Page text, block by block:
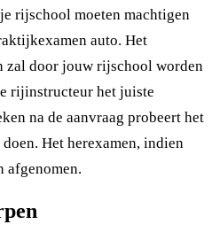
rijschool moeten machtigen
auto. Het
zal door jouw rijschool worden
rijinstructeur het juiste
na de aanvraag probeert het
Het herexamen, indien
afgenomen.